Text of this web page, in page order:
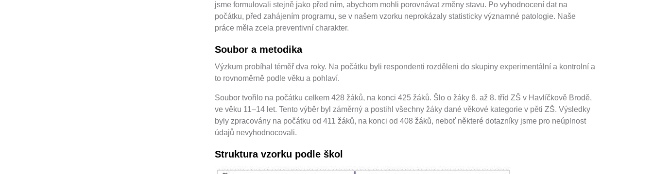
jsme formulovali stejně jako před ním, abychom mohli porovnávat změny stavu. Po vyhodnocení dat na
počátku, před zahájením programu, se v našem vzorku neprokázaly statisticky významné patologie. Naše
práce měla zcela preventivní charakter.
Soubor a metodika
Výzkum probíhal téměř dva roky. Na počátku byli respondenti rozděleni do skupiny experimentální a kontrolní a
to rovnoměrně podle věku a pohlaví.
Soubor tvořilo na počátku celkem 428 žáků, na konci 425 žáků. Šlo o žáky 6. až 8. tříd ZŠ v Havlíčkově Brodě,
ve věku 11–14 let. Tento výběr byl záměrný a postihl všechny žáky dané věkové kategorie v pěti ZŠ. Výsledky
byly zpracovány na počátku od 411 žáků, na konci od 408 žáků, neboť některé dotazníky jsme pro neúplnost
údajů nevyhodnocovali.
Struktura vzorku podle škol